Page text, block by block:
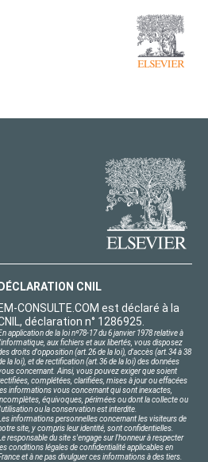
DÉCLARATION CNIL
EM-CONSULTE.COM est déclaré à la
déclaration n° 1286925.
application de la loi nº78-17 du 6 janvier 1978 relative à
aux fichiers et aux libertés, vous disposez
droits d'opposition (art.26 de la loi), d'accès (art.34 à 38
la loi), et de rectification (art.36 de la loi) des données
concernant. Ainsi, vous pouvez exiger que soient
complétées, clarifiées, mises à jour ou effacées
informations vous concernant qui sont inexactes,
équivoques, périmées ou dont la collecte ou
ou la conservation est interdite.
informations personnelles concernant les visiteurs de
site, y compris leur identité, sont confidentielles.
responsable du site s'engage sur l'honneur à respecter
conditions légales de confidentialité applicables en
et à ne pas divulguer ces informations à des tiers.